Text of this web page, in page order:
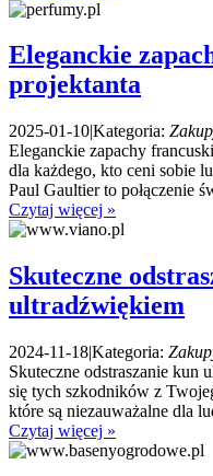
Eleganckie
projektanta
2025-01-10|Kategoria:
Eleganckie zapachy
dla każdego, kto ceni sobie
Paul Gaultier to połączenie
Czytaj więcej »
Skuteczne
ultradźwiękiem
2024-11-18|Kategoria:
Skuteczne odstraszanie kun
się tych szkodników z
które są niezauważalne dla
Czytaj więcej »